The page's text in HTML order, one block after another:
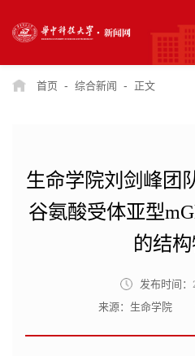
首页 - 综合新闻 - 正文
生命学院刘剑峰团
谷氨酸受体亚型
的结
发布时间：
来源：生命学院